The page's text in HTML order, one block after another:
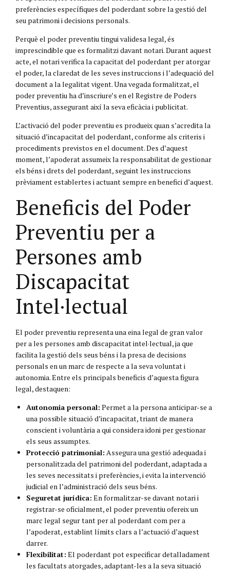
preferències específiques del poderdant sobre la gestió del
seu patrimoni i decisions personals.
Perquè el poder preventiu tingui validesa legal, és
imprescindible que es formalitzi davant notari. Durant aquest
acte, el notari verifica la capacitat del poderdant per atorgar
el poder, la claredat de les seves instruccions i l’adequació del
document a la legalitat vigent. Una vegada formalitzat, el
poder preventiu ha d’inscriure’s en el Registre de Poders
Preventius, assegurant així la seva eficàcia i publicitat.
L’activació del poder preventiu es produeix quan s’acredita la
situació d’incapacitat del poderdant, conforme als criteris i
procediments previstos en el document. Des d’aquest
moment, l’apoderat assumeix la responsabilitat de gestionar
els béns i drets del poderdant, seguint les instruccions
prèviament establertes i actuant sempre en benefici d’aquest.
Beneficis del Poder
Preventiu per a
Persones amb
Discapacitat
Intel·lectual
El poder preventiu representa una eina legal de gran valor
per a les persones amb discapacitat intel·lectual, ja que
facilita la gestió dels seus béns i la presa de decisions
personals en un marc de respecte a la seva voluntat i
autonomia. Entre els principals beneficis d’aquesta figura
legal, destaquen:
Autonomia personal: Permet a la persona anticipar-se a
una possible situació d’incapacitat, triant de manera
conscient i voluntària a qui considera idoni per gestionar
els seus assumptes.
Protecció patrimonial: Assegura una gestió adequada i
personalitzada del patrimoni del poderdant, adaptada a
les seves necessitats i preferències, i evita la intervenció
judicial en l’administració dels seus béns.
Seguretat jurídica: En formalitzar-se davant notari i
registrar-se oficialment, el poder preventiu ofereix un
marc legal segur tant per al poderdant com per a
l’apoderat, establint límits clars a l’actuació d’aquest
darrer.
Flexibilitat: El poderdant pot especificar detalladament
les facultats atorgades, adaptant-les a la seva situació